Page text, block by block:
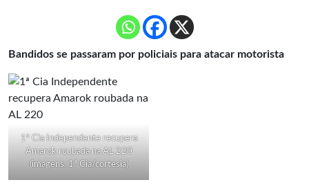
Bandidos se passaram por policiais para atacar motorista
1ª Cia Independente recupera
Amarok roubada na AL 220
(imagens: 1ª Cia/cortesia)